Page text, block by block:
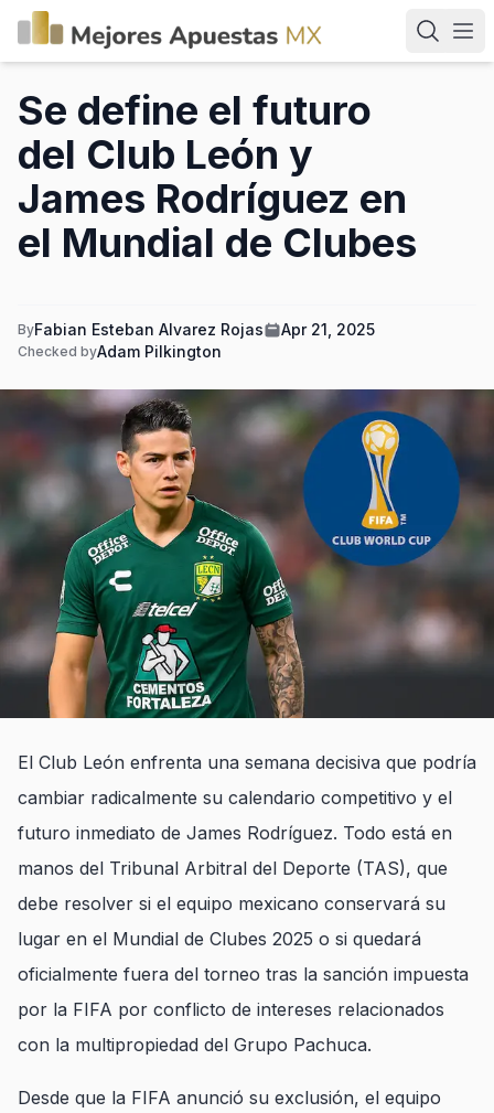
Se define el futuro
del Club León y
James Rodríguez en
el Mundial de Clubes
ByFabian Esteban Alvarez Rojas Apr 21, 2025
Checked byAdam Pilkington
El Club León enfrenta una semana decisiva que podría
cambiar radicalmente su calendario competitivo y el
futuro inmediato de James Rodríguez. Todo está en
manos del Tribunal Arbitral del Deporte (TAS), que
debe resolver si el equipo mexicano conservará su
lugar en el Mundial de Clubes 2025 o si quedará
oficialmente fuera del torneo tras la sanción impuesta
por la FIFA por conflicto de intereses relacionados
con la multipropiedad del Grupo Pachuca.
Desde que la FIFA anunció su exclusión, el equipo